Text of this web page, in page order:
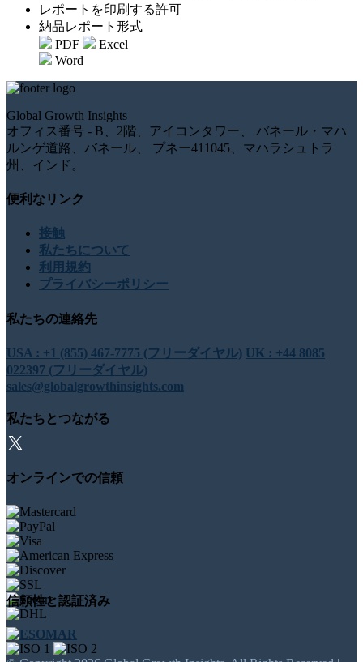
レポートを印刷する許可
納品レポート形式
PDF
Excel
Word
Global Growth Insights
オフィス番号 - B、2階、アイコンタワー、 バネール・マハ
ルンゲ道路、バネール、 プネー411045、マハラシュトラ
州、インド。
便利なリンク
接触
私たちについて
利用規約
プライバシーポリシー
私たちの連絡先
USA : +1 (855) 467-7775 (フリーダイヤル) UK : +44 8085
022397 (フリーダイヤル)
sales@globalgrowthinsights.com
私たちとつながる
オンラインでの信頼
信頼性と認証済み